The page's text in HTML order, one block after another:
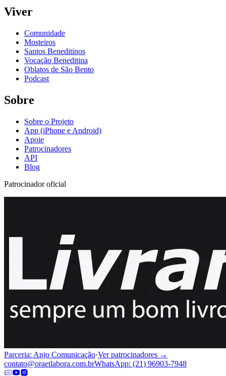
Viver
Comunidade
Mosteiros
Santos Beneditinos
Vocação Beneditina
Oblatos de São Bento
Podcast
Sobre
Sobre o Projeto
App (iPhone e Android)
Apoie
Patrocinadores
API
Blog
Patrocinador oficial
Parceria: Anjo Comunicação·Ver patrocinadores →
contato@oraetlabora.com.brWhatsApp: (21) 96903-7948